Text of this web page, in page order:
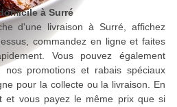
à Surré
d'une livraison à Surré, affichez
commandez en ligne et faites
Vous pouvez également
nos promotions et rabais spéciaux
pour la collecte ou la livraison. En
et vous payez le même prix que si